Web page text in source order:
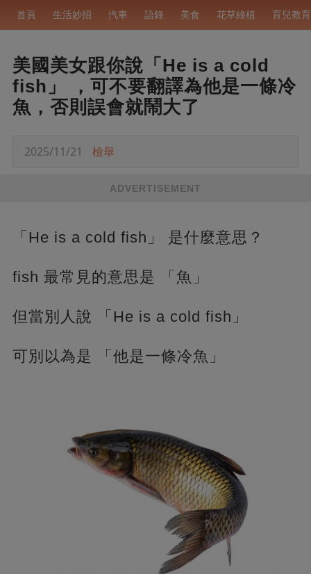
首頁 生活妙招 汽車 語錄 美食 花草綠植 育兒教育
美國美女跟你說「He is a cold
fish」 ，可不要翻譯為他是一條冷
魚，否則誤會就鬧大了
2025/11/21 檢舉
ADVERTISEMENT
「He is a cold fish」 是什麼意思？
fish 最常見的意思是 「魚」
但當別人說 「He is a cold fish」
可別以為是 「他是一條冷魚」